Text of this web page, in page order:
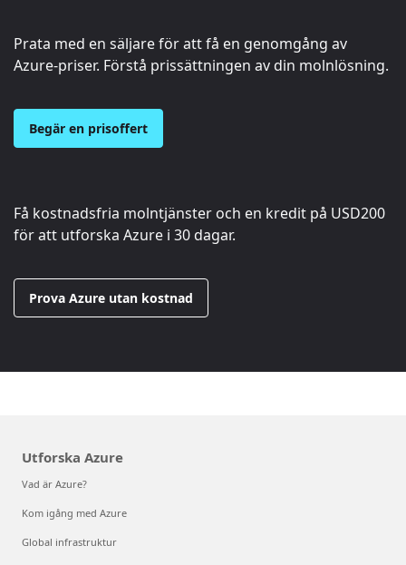
Prata med en säljare för att få en genomgång av
Azure-priser. Förstå prissättningen av din molnlösning.
Begär en prisoffert
Få kostnadsfria molntjänster och en kredit på USD200
för att utforska Azure i 30 dagar.
Prova Azure utan kostnad
Utforska Azure
Vad är Azure?
Kom igång med Azure
Global infrastruktur